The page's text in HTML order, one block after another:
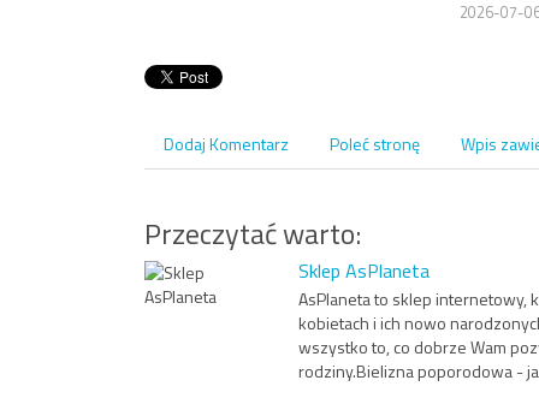
2026-07-
Dodaj Komentarz Poleć stronę Wpis
Przeczytać warto:
Sklep AsPlaneta
AsPlaneta to sklep internetowy,
kobietach i ich nowo
wszystko to, co dobrze Wam
rodziny.Bielizna poporodowa -